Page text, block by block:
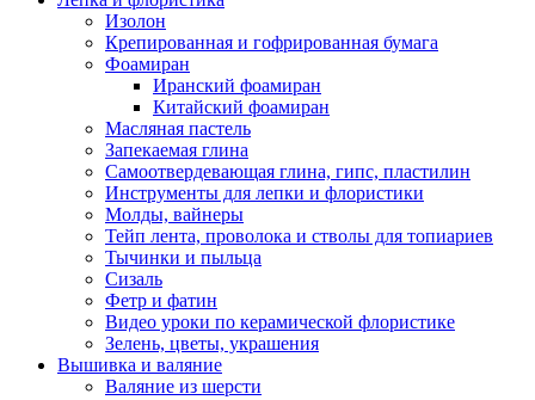
Изолон
Крепированная и гофрированная бумага
Фоамиран
Иранский фоамиран
Китайский фоамиран
Масляная пастель
Запекаемая глина
Самоотвердевающая глина, гипс, пластилин
Инструменты для лепки и флористики
Молды, вайнеры
Тейп лента, проволока и стволы для топиариев
Тычинки и пыльца
Сизаль
Фетр и фатин
Видео уроки по керамической флористике
Зелень, цветы, украшения
Вышивка и валяние
Валяние из шерсти